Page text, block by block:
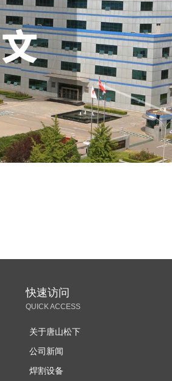
快速访问
QUICK ACCESS
关于唐山松下
公司新闻
焊割设备